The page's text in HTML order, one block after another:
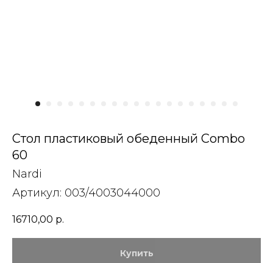
Стол пластиковый обеденный Combo
60
Nardi
Артикул: 003/4003044000
16710,00 р.
Купить